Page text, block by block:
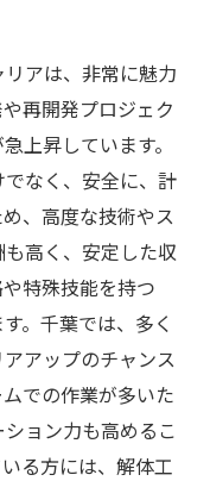
アは、非常に魅力
再開発プロジェク
上昇しています。
なく、安全に、計
、高度な技術やス
高く、安定した収
特殊技能を持つ
。千葉では、多く
アップのチャンス
での作業が多いた
ョン力も高めるこ
る方には、解体工